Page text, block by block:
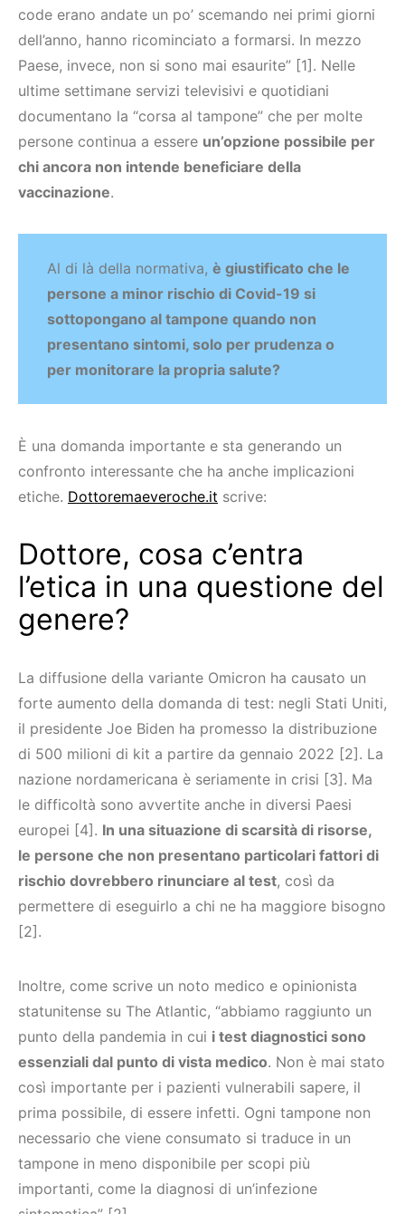
code erano andate un po’ scemando nei primi giorni
dell’anno, hanno ricominciato a formarsi. In mezzo
Paese, invece, non si sono mai esaurite” [1]. Nelle
ultime settimane servizi televisivi e quotidiani
documentano la “corsa al tampone” che per molte
persone continua a essere un’opzione possibile per
chi ancora non intende beneficiare della
vaccinazione.
Al di là della normativa, è giustificato che le
persone a minor rischio di Covid-19 si
sottopongano al tampone quando non
presentano sintomi, solo per prudenza o
per monitorare la propria salute?
È una domanda importante e sta generando un
confronto interessante che ha anche implicazioni
etiche. Dottoremaeveroche.it scrive:
Dottore, cosa c’entra
l’etica in una questione del
genere?
La diffusione della variante Omicron ha causato un
forte aumento della domanda di test: negli Stati Uniti,
il presidente Joe Biden ha promesso la distribuzione
di 500 milioni di kit a partire da gennaio 2022 [2]. La
nazione nordamericana è seriamente in crisi [3]. Ma
le difficoltà sono avvertite anche in diversi Paesi
europei [4]. In una situazione di scarsità di risorse,
le persone che non presentano particolari fattori di
rischio dovrebbero rinunciare al test, così da
permettere di eseguirlo a chi ne ha maggiore bisogno
[2].
Inoltre, come scrive un noto medico e opinionista
statunitense su The Atlantic, “abbiamo raggiunto un
punto della pandemia in cui i test diagnostici sono
essenziali dal punto di vista medico. Non è mai stato
così importante per i pazienti vulnerabili sapere, il
prima possibile, di essere infetti. Ogni tampone non
necessario che viene consumato si traduce in un
tampone in meno disponibile per scopi più
importanti, come la diagnosi di un’infezione